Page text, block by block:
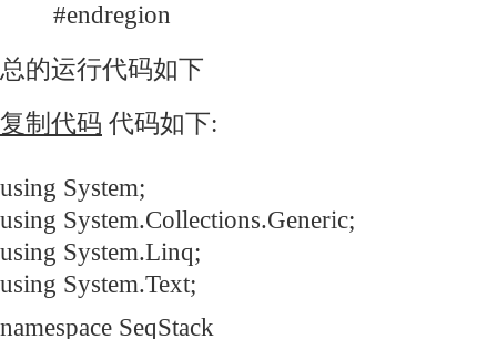
#endregion
总的运行代码如下
复制代码 代码如下:
using System;
using System.Collections.Generic;
using System.Linq;
using System.Text;
namespace SeqStack